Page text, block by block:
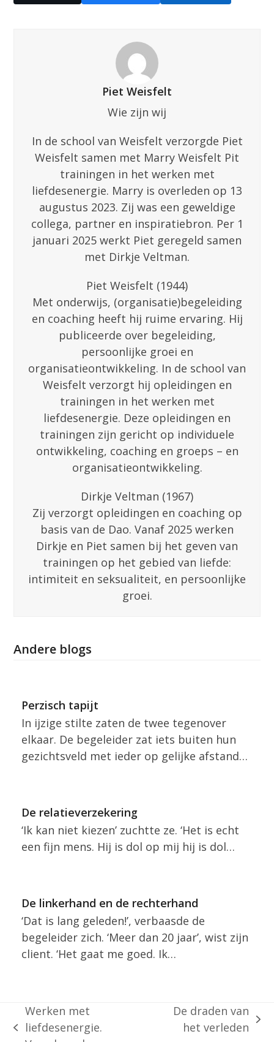
Piet Weisfelt
Wie zijn wij
In de school van Weisfelt verzorgde Piet
Weisfelt samen met Marry Weisfelt Pit
trainingen in het werken met
liefdesenergie. Marry is overleden op 13
augustus 2023. Zij was een geweldige
collega, partner en inspiratiebron. Per 1
januari 2025 werkt Piet geregeld samen
met Dirkje Veltman.
Piet Weisfelt (1944)
Met onderwijs, (organisatie)begeleiding
en coaching heeft hij ruime ervaring. Hij
publiceerde over begeleiding,
persoonlijke groei en
organisatieontwikkeling. In de school van
Weisfelt verzorgt hij opleidingen en
trainingen in het werken met
liefdesenergie. Deze opleidingen en
trainingen zijn gericht op individuele
ontwikkeling, coaching en groeps – en
organisatieontwikkeling.
Dirkje Veltman (1967)
Zij verzorgt opleidingen en coaching op
basis van de Dao. Vanaf 2025 werken
Dirkje en Piet samen bij het geven van
trainingen op het gebied van liefde:
intimiteit en seksualiteit, en persoonlijke
groei.
Andere blogs
Perzisch tapijt
In ijzige stilte zaten de twee tegenover
elkaar. De begeleider zat iets buiten hun
gezichtsveld met ieder op gelijke afstand…
De relatieverzekering
‘Ik kan niet kiezen’ zuchtte ze. ‘Het is echt
een fijn mens. Hij is dol op mij hij is dol…
De linkerhand en de rechterhand
‘Dat is lang geleden!’, verbaasde de
begeleider zich. ‘Meer dan 20 jaar’, wist zijn
client. ‘Het gaat me goed. Ik…
previous
Werken met
liefdesenergie.
next
De draden van
het verleden